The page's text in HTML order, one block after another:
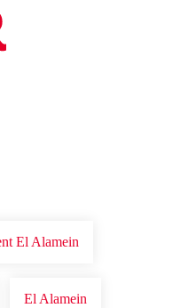
DE NERATAT
El Alamein
El Alamein